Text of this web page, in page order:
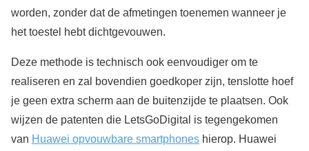
worden, zonder dat de afmetingen toenemen wanneer je
het toestel hebt dichtgevouwen.
Deze methode is technisch ook eenvoudiger om te
realiseren en zal bovendien goedkoper zijn, tenslotte hoef
je geen extra scherm aan de buitenzijde te plaatsen. Ook
wijzen de patenten die LetsGoDigital is tegengekomen
van Huawei opvouwbare smartphones hierop. Huawei